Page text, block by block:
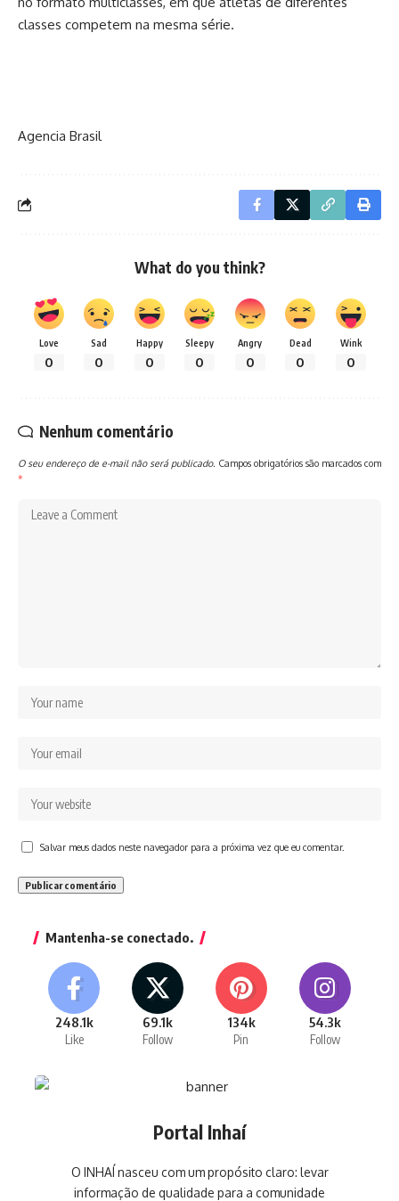
classes competem na mesma série.
Agencia Brasil
What do you think?
Love
0
Sad
0
Happy
0
Sleepy
0
Angry
0
Dead
0
Wink
0
Nenhum comentário
O seu endereço de e-mail não será publicado. Campos obrigatórios são marcados com
*
Salvar meus dados neste navegador para a próxima vez que eu comentar.
Mantenha-se conectado.
248.1k
Like
69.1k
Follow
134k
Pin
54.3k
Follow
Portal Inhaí
O INHAÍ nasceu com um propósito claro: levar
informação de qualidade para a comunidade